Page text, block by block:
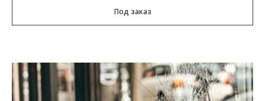
Под заказ